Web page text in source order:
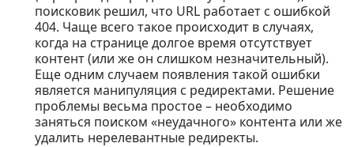
поисковик решил, что URL работает с ошибкой
404. Чаще всего такое происходит в случаях,
когда на странице долгое время отсутствует
контент (или же он слишком незначительный).
Еще одним случаем появления такой ошибки
является манипуляция с редиректами. Решение
проблемы весьма простое – необходимо
заняться поиском «неудачного» контента или же
удалить нерелевантные редиректы.